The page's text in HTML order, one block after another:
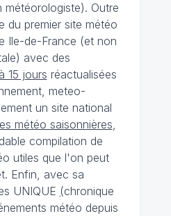
météorologiste). Outre
du premier site météo
Ile-de-France (et non
avec des
15 jours réactualisées
meteo-
un site national
météo saisonnières,
compilation de
utiles que l'on peut
Enfin, avec sa
UNIQUE (chronique
météo depuis